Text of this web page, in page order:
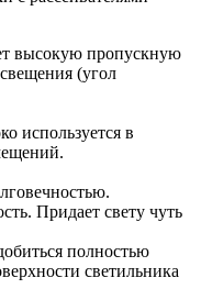
высокую пропускную
(угол
используется в
Придает свету чуть
полностью
светильника